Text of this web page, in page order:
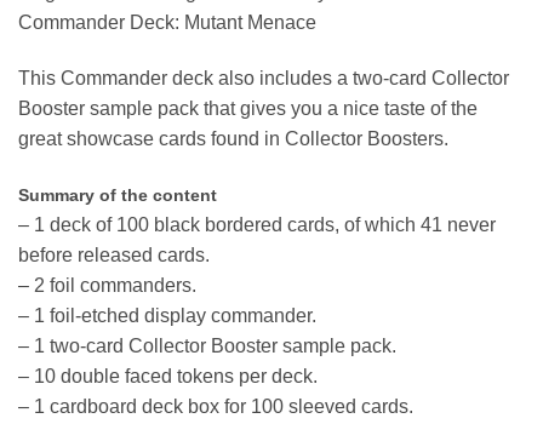
Commander Deck: Mutant Menace
This Commander deck also includes a two-card Collector
Booster sample pack that gives you a nice taste of the
great showcase cards found in Collector Boosters.
Summary of the content
– 1 deck of 100 black bordered cards, of which 41 never
before released cards.
– 2 foil commanders.
– 1 foil-etched display commander.
– 1 two-card Collector Booster sample pack.
– 10 double faced tokens per deck.
– 1 cardboard deck box for 100 sleeved cards.